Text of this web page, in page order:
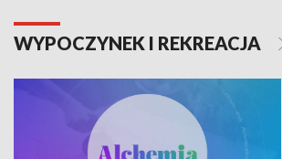
WYPOCZYNEK I REKREACJA